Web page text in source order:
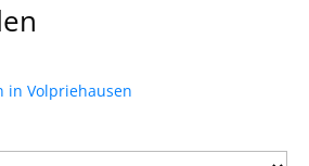
in Volpriehausen